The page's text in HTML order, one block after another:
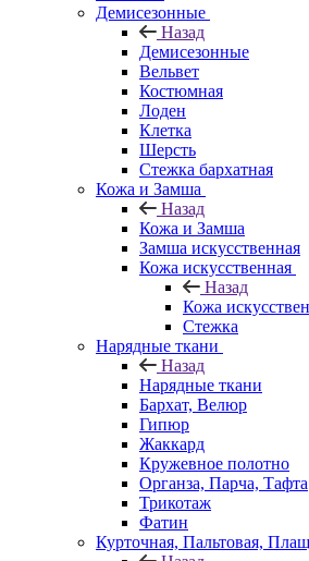
Демисезонные
Назад
Демисезонные
Вельвет
Костюмная
Лоден
Клетка
Шерсть
Стежка бархатная
Кожа и Замша
Назад
Кожа и Замша
Замша искусственная
Кожа искусственная
Назад
Кожа
Стежка
Нарядные ткани
Назад
Нарядные ткани
Бархат, Велюр
Гипюр
Жаккард
Кружевное полотно
Органза, Парча, Тафта
Трикотаж
Фатин
Курточная, Пальтовая,